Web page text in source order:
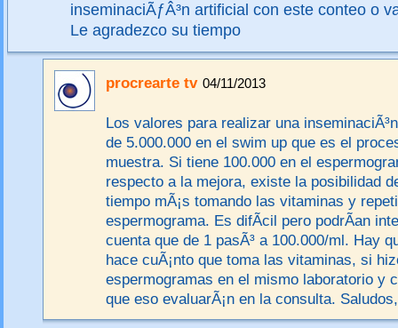
inseminaciÃƒÂ³n artificial con este conteo o
Le agradezco su tiempo
procrearte tv 04/11/2013
Los valores para realizar una
de 5.000.000 en el swim up que es el
muestra. Si tiene 100.000 en el
respecto a la mejora, existe la posibilidad
tiempo mÃ¡s tomando las vitaminas y
espermograma. Es difÃ­cil pero podrÃ­an
cuenta que de 1 pasÃ³ a 100.000/ml. Hay
hace cuÃ¡nto que toma las vitaminas, si
espermogramas en el mismo laboratorio y
que eso evaluarÃ¡n en la consulta.